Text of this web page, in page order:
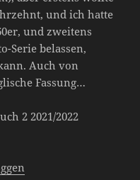
und ich hatte
und zweitens
Serie belassen,
Auch von
Fassung…
2 2021/2022